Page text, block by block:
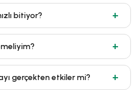
bitiyor?
gerçekten etkiler mi?